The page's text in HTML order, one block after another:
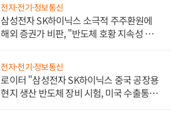
전자·전기·정보통신
삼성전자 SK하이닉스 소극적 주주환원에
해외 증권가 비판, "반도체 호황 지속성 의
전자·전기·정보통신
로이터 "삼성전자 SK하이닉스 중국 공장용
현지 생산 반도체 장비 시험, 미국 수출통제